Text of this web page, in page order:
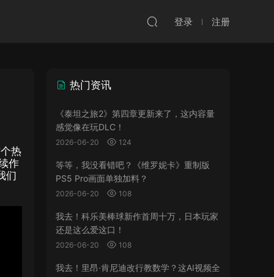
登录 注册
热
作
们
热门资讯
《泰坦之旅2》第四章更新来了，这内容量
感觉像在玩DLC！
2026-06-20 124
等等，我没看错吧？《维罗妮卡》重制版
PS5 Pro画面单独加料？
2026-06-20 108
我去！科乐美棒球新作首周十万，日本玩家
还是这么爱这口！
2026-06-20 108
我去！里昂·肯尼迪改行教数学？这AI视频全